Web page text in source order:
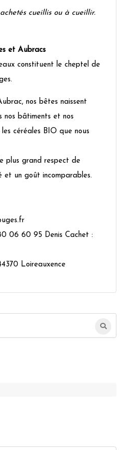
cueillis ou à cueillir.
et Aubracs
constituent le cheptel de
nos bêtes naissent
nos bâtiments et nos
céréales BIO que nous
plus grand respect de
et un goût incomparables.
06 60 95 Denis Cachet :
Loireauxence